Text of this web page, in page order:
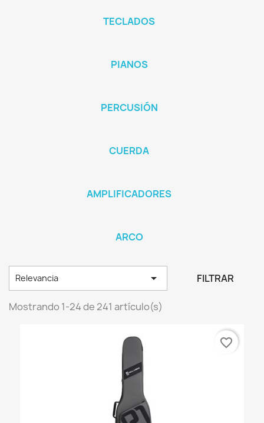
TECLADOS
PIANOS
PERCUSIÓN
CUERDA
AMPLIFICADORES
ARCO
Relevancia  FILTRAR
Mostrando 1-24 de 241 artículo(s)
favorite_border